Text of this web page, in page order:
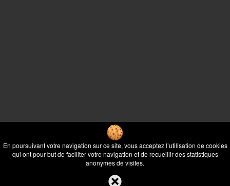
Millet
En poursuivant votre navigation sur ce site, vous acceptez l’utilisation de cookies
qui ont pour but de faciliter votre navigation et de recueillir des statistiques
anonymes de visites.